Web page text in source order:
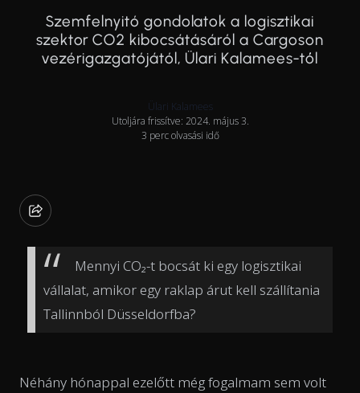
Szemfelnyitó gondolatok a logisztikai
szektor CO2 kibocsátásáról a Cargoson
vezérigazgatójától, Ülari Kalamees-től
Ülari Kalamees
Utoljára frissítve: 2024. május 3.
3 perc olvasási idő
Mennyi CO₂-t bocsát ki egy logisztikai
vállalat, amikor egy raklap árut kell szállítania
Tallinnból Düsseldorfba?
Néhány hónappal ezelőtt még fogalmam sem volt